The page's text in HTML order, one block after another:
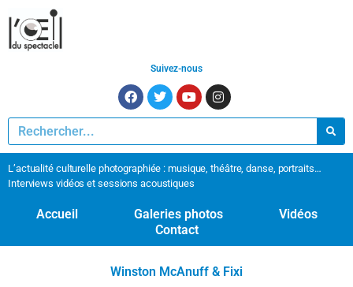
Suivez-nous
L’actualité culturelle photographiée : musique, théâtre, danse, portraits…
Interviews vidéos et sessions acoustiques
Accueil Galeries photos
Vidéos
Contact
Winston McAnuff & Fixi